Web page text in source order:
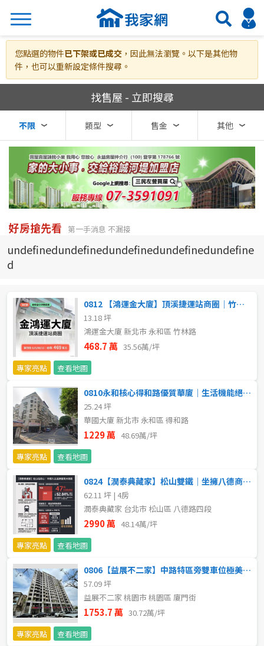
搜尋
不限
台北市
基隆市
宜蘭縣
桃園市
新竹市
苗栗縣
台中市
彰化縣
南投縣
雲林縣
嘉義市
嘉義縣
台南市
高雄市
區域
不限
類型(可複選)
不拘 公寓 電梯大樓
別墅 透天厝
農舍 辦公
廠辦 倉庫 土地
坪數
不拘
20~30 坪
40~50 坪
60~70 坪 70~80 坪
80坪以上
您點選的物件已下架或已成交 ，因此無法瀏覽。以下是其他物
件，也可以重新設定條件搜尋。
我家網房屋買賣
找售屋 - 立即搜尋
不限 類型 售金 其他
好房搶先看 第一手消息 不漏接
undefinedundefinedundefinedundefinedundefine
d
0812 【鴻運金大廈】頂溪捷運站商圈｜竹林路高收益小坪數
13.18 坪
鴻運金大廈 新北市 永和區 竹林路
468.7 萬 35.56萬/坪
專家亮點
查看地圖
0810永和核心得和路優質華廈｜生活機能絕佳、低公設傳家首選
25.24 坪
華國大廈 新北市 永和區 得和路
1229 萬 48.69萬/坪
專家亮點
查看地圖
0824【潤泰典藏家】松山雙鐵｜坐擁八德商圈與潤泰品牌價值
62.11 坪 | 4房
潤泰典藏家 台北市 松山區 八德路四段
2990 萬 48.14萬/坪
專家亮點
查看地圖
0806【益展不二家】中路特區旁雙車位極美6年新成屋
57.09 坪
益展不二家 桃園市 桃園區 廈門街
1753.7 萬 30.72萬/坪
專家亮點
查看地圖